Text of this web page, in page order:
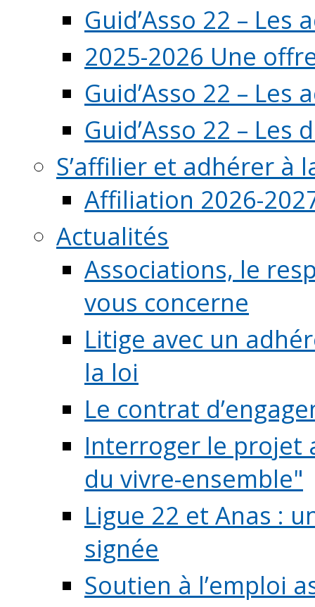
Guid’Asso 22 – Les
2025-2026 Une
Guid’Asso 22 –
Guid’Asso 22 – Les
S’affilier et adhérer à
Affiliation 2026-
Actualités
Associations, le
vous concerne
Litige avec un
la loi
Le contrat
Interroger le projet
du vivre-ensemble"
Ligue 22 et Anas :
signée
Soutien à l’emploi